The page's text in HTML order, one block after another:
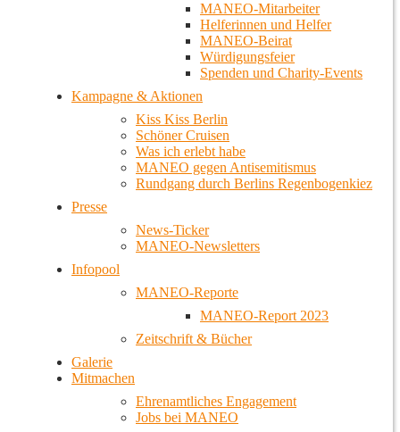
MANEO-Mitarbeiter
Helferinnen und Helfer
MANEO-Beirat
Würdigungsfeier
Spenden und Charity-Events
Kampagne & Aktionen
Kiss Kiss Berlin
Schöner Cruisen
Was ich erlebt habe
MANEO gegen Antisemitismus
Rundgang durch Berlins Regenbogenkiez
Presse
News-Ticker
MANEO-Newsletters
Infopool
MANEO-Reporte
MANEO-Report 2023
Zeitschrift & Bücher
Galerie
Mitmachen
Ehrenamtliches Engagement
Jobs bei MANEO